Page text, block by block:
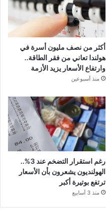
أكثر من نصف مليون أسرة في
هولندا تعاني من فقر الطاقة..
وارتفاع الأسعار يزيد الأزمة
منذ أسبوعين
رغم استقرار التضخم عند 3%..
الهولنديون يشعرون بأن الأسعار
ترتفع بوتيرة أكبر
منذ 3 أسابيع